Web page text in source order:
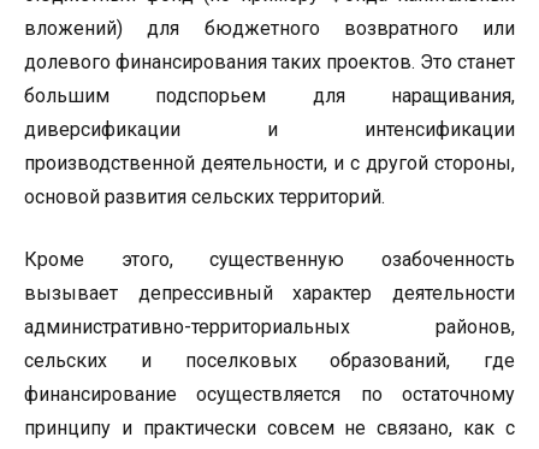
вложений) для бюджетного возвратного или
долевого финансирования таких проектов. Это станет
большим подспорьем для наращивания,
диверсификации и интенсификации
производственной деятельности, и с другой стороны,
основой развития сельских территорий.
Кроме этого, существенную озабоченность
вызывает депрессивный характер деятельности
административно-территориальных районов,
сельских и поселковых образований, где
финансирование осуществляется по остаточному
принципу и практически совсем не связано, как с